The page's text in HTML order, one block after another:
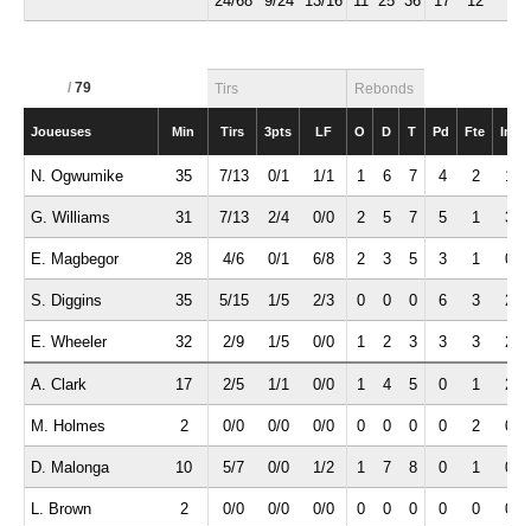
/ 79 Tirs Rebonds
Joueuses Min Tirs 3pts LF O D T Pd Fte Int
N. Ogwumike 35 7/13 0/1 1/1 1 6 7 4 2 1
G. Williams 31 7/13 2/4 0/0 2 5 7 5 1 3
E. Magbegor 28 4/6 0/1 6/8 2 3 5 3 1 0
S. Diggins 35 5/15 1/5 2/3 0 0 0 6 3 2
E. Wheeler 32 2/9 1/5 0/0 1 2 3 3 3 2
A. Clark 17 2/5 1/1 0/0 1 4 5 0 1 2
M. Holmes 2 0/0 0/0 0/0 0 0 0 0 2 0
D. Malonga 10 5/7 0/0 1/2 1 7 8 0 1 0
L. Brown 2 0/0 0/0 0/0 0 0 0 0 0 0